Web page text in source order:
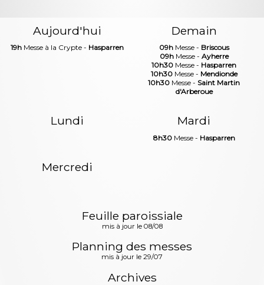
Aujourd'hui
19h Messe à la Crypte - Hasparren
Demain
09hMesse - Briscous
09hMesse - Ayherre
10h30 Messe - Hasparren
10h30Messe - Mendionde
10h30 Messe - Saint Martin
d'Arberoue
Lundi Mardi
8h30Messe - Hasparren
Mercredi
Feuille paroissiale
mis à jour le 08/08
Planning des messes
mis à jour le 29/07
Archives